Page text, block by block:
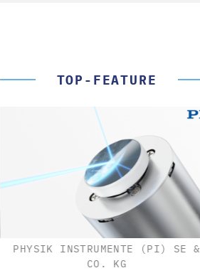
TOP-FEATURE
PHYSIK INSTRUMENTE (PI) SE &
CO. KG